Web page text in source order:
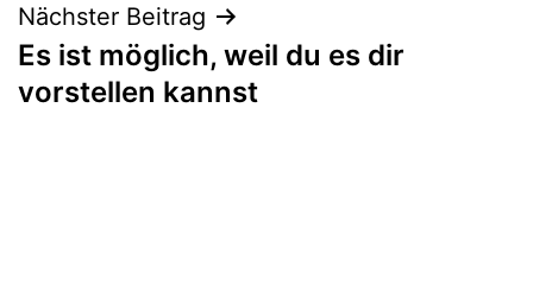
Nächster Beitrag
Es ist möglich, weil du es dir
vorstellen kannst